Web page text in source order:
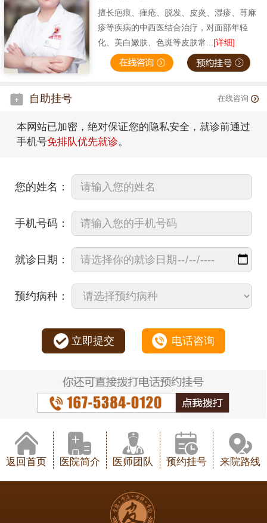
擅长疤痕、痤疮、脱发、皮炎、湿疹、荨麻
疹等疾病的中西医结合治疗，对面部年轻
化、美白嫩肤、色斑等皮肤常...[详细]
自助挂号 在线咨询
本网站已加密，绝对保证您的隐私安全，就诊前通过
手机号免排队优先就诊。
您的姓名：
手机号码：
就诊日期：
预约病种：
立即提交 电话咨询
返回首页 医院简介 医师团队 预约挂号 来院路线